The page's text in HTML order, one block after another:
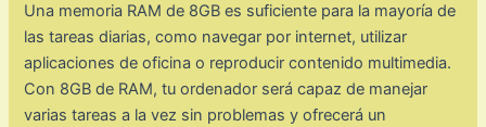
Una memoria RAM de 8GB es suficiente para la mayoría de
las tareas diarias, como navegar por internet, utilizar
aplicaciones de oficina o reproducir contenido multimedia.
Con 8GB de RAM, tu ordenador será capaz de manejar
varias tareas a la vez sin problemas y ofrecerá un